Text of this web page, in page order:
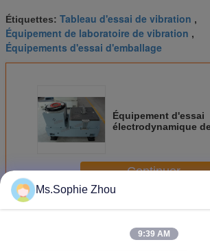
Étiquettes: Tableau d'essai de vibration ,
Équipement de laboratoire de vibration ,
Équipements d'essai d'emballage
Équipement d'essai
électrodynamique
Continuer
PlusÉquipement d'essai de Tableau de
Ms.Sophie Zhou
9:39 AM